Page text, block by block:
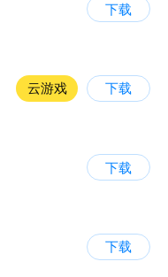
下载
云游戏 下载
下载
下载